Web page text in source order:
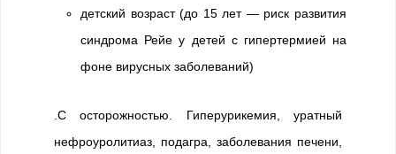
детский возраст (до 15 лет — риск развития
синдрома Рейе у детей с гипертермией на
фоне вирусных заболеваний)
.C осторожностью. Гиперурикемия, уратный
нефроуролитиаз, подагра, заболевания печени,